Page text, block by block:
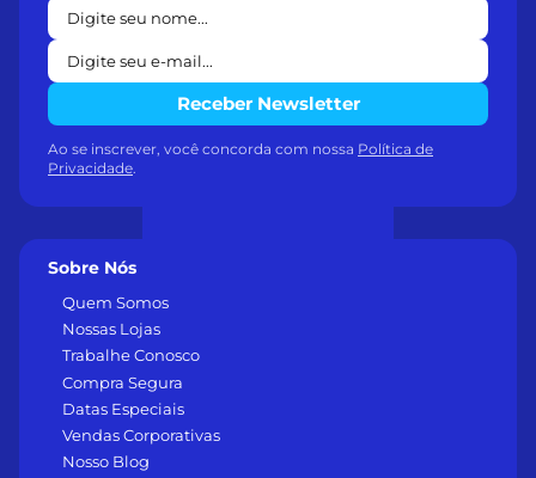
Sobre Nós
Quem Somos
Nossas Lojas
Trabalhe Conosco
Compra Segura
Datas Especiais
Vendas Corporativas
Nosso Blog
Receber Newsletter
Ao se inscrever, você concorda com nossa Política de
Privacidade.